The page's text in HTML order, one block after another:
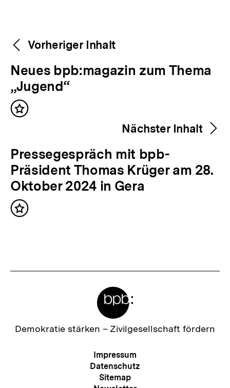
Weitere
Inhalte
Content-
Navigation
Vorheriger Inhalt
V
o
r
h
r
i
g
e
r
Neues bpb:magazin zum Thema
„Jugend“
Inhalt
Nächster Inhalt
N
ä
c
h
s
a
Pressegespräch mit bpb-
Präsident Thomas Krüger am 28.
Oktober 2024 in Gera
Inhalt
Zur
Demokratie stärken – Zivilgesellschaft fördern
Meta-
Navigation
Impressum
Datenschutz
Sitemap